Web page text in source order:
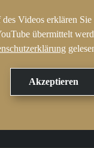
Videos erklären Sie
übermittelt